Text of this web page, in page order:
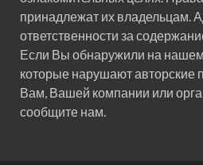
принадлежат их владельцам.
ответственности за
Если Вы обнаружили на
которые нарушают
Вам, Вашей компании или
сообщите нам.